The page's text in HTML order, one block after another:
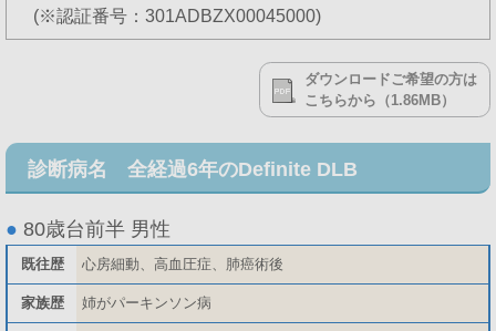
(※認証番号：301ADBZX00045000)
ダウンロードご希望の方は
こちらから（1.86MB）
診断病名 全経過6年のDefinite DLB
● 80歳台前半 男性
既往歴 心房細動、高血圧症、肺癌術後
家族歴 姉がパーキンソン病